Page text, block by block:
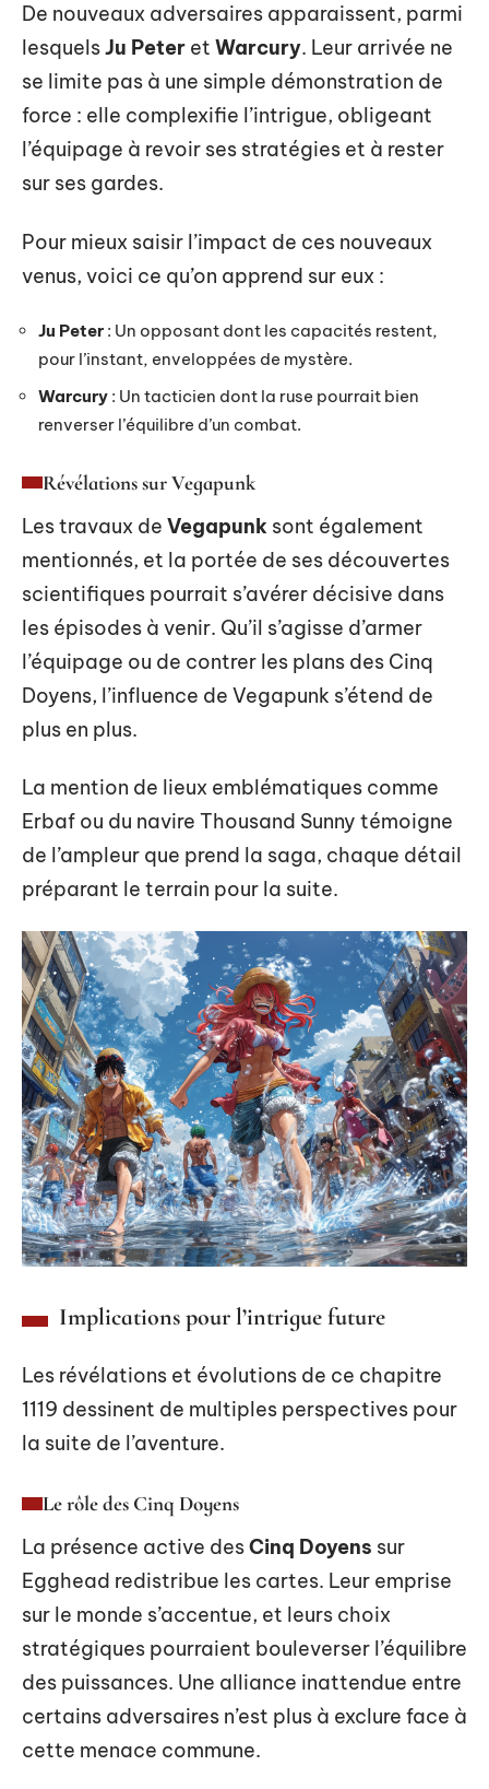
De nouveaux adversaires apparaissent, parmi
lesquelsJu Peter et Warcury. Leur arrivée ne
se limite pas à une simple démonstration de
force : elle complexifie l’intrigue, obligeant
l’équipage à revoir ses stratégies et à rester
sur ses gardes.
Pour mieux saisir l’impact de ces nouveaux
venus, voici ce qu’on apprend sur eux :
Ju Peter : Un opposant dont les capacités restent,
pour l’instant, enveloppées de mystère.
Warcury : Un tacticien dont la ruse pourrait bien
renverser l’équilibre d’un combat.
Révélations sur Vegapunk
Les travaux de Vegapunk sont également
mentionnés, et la portée de ses découvertes
scientifiques pourrait s’avérer décisive dans
les épisodes à venir. Qu’il s’agisse d’armer
l’équipage ou de contrer les plans des Cinq
Doyens, l’influence de Vegapunk s’étend de
plus en plus.
La mention de lieux emblématiques comme
Erbaf ou du navire Thousand Sunny témoigne
de l’ampleur que prend la saga, chaque détail
préparant le terrain pour la suite.
Implications pour l’intrigue future
Les révélations et évolutions de ce chapitre
1119 dessinent de multiples perspectives pour
la suite de l’aventure.
Le rôle des Cinq Doyens
La présence active desCinq Doyens sur
Egghead redistribue les cartes. Leur emprise
sur le monde s’accentue, et leurs choix
stratégiques pourraient bouleverser l’équilibre
des puissances. Une alliance inattendue entre
certains adversaires n’est plus à exclure face à
cette menace commune.